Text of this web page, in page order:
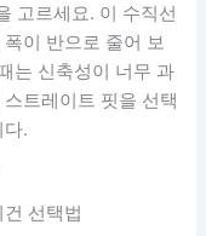
고르세요. 이 수직선
이 반으로 줄어 보
는 신축성이 너무 과
트레이트 핏을 선택
.
선택법